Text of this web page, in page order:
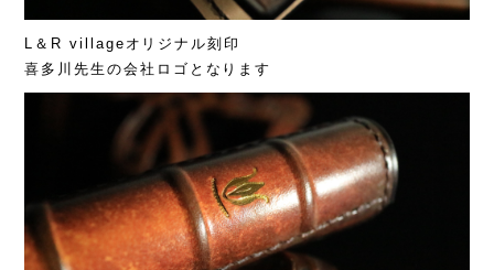
L＆R villageオリジナル刻印
喜多川先生の会社ロゴとなります